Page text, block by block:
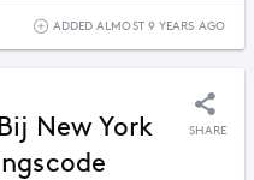
ADDED ALMOST 9 YEARS AGO
New York
SHARE